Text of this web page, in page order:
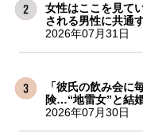
女性はここを見て
される男性に共通
2026年07月31日
「彼氏の飲み会に
険…“地雷女”と結
2026年07月30日